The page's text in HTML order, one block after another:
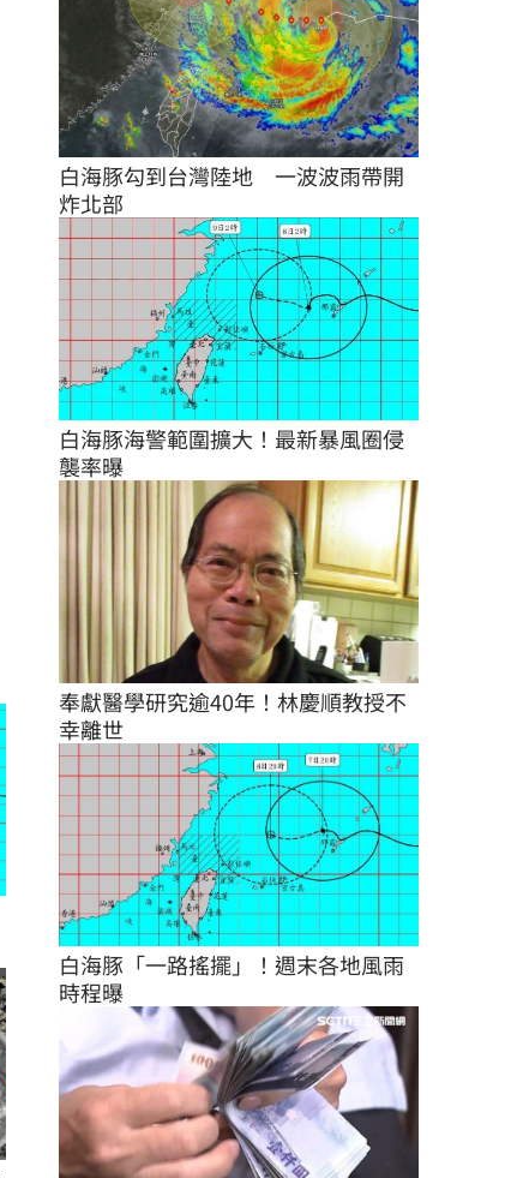
白海豚勾到台灣陸地　一波波雨帶開
炸北部
白海豚海警範圍擴大！最新暴風圈侵
襲率曝
奉獻醫學研究逾40年！林慶順教授不
幸離世
白海豚「一路搖擺」！週末各地風雨
時程曝